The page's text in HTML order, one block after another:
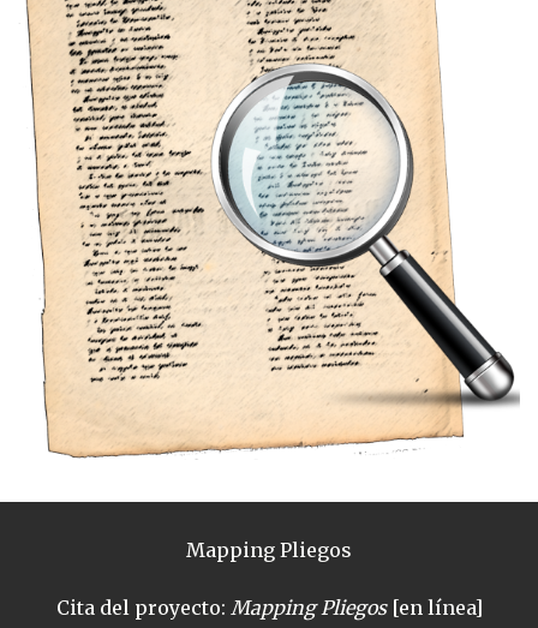
Mapping Pliegos
Cita del proyecto: Mapping Pliegos[en línea]